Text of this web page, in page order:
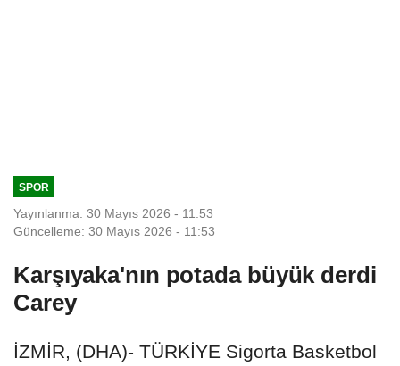
SPOR
Yayınlanma: 30 Mayıs 2026 - 11:53
Güncelleme: 30 Mayıs 2026 - 11:53
Karşıyaka'nın potada büyük derdi
Carey
İZMİR, (DHA)- TÜRKİYE Sigorta Basketbol